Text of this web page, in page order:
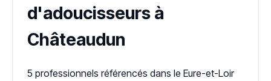
d'adoucisseurs à
Châteaudun
5 professionnels référencés dans le Eure-et-Loir